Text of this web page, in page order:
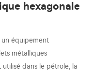
hexagonale
un équipement
métalliques
dans le pétrole, la